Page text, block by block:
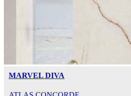
MARVEL DIVA